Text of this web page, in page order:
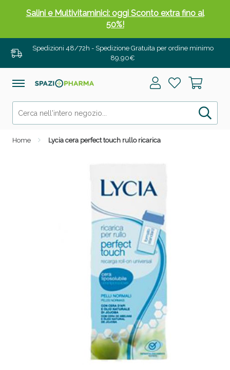
Spedizioni 48/72h - Spedizione Gratuita per ordine minimo
89,90€
Home Lycia cera perfect touch rullo ricarica
Salini e Multivitaminici: oggi Sconto extra fino al
50%!
Anticellulite e Fanghi: Sconto fino al 40% valido